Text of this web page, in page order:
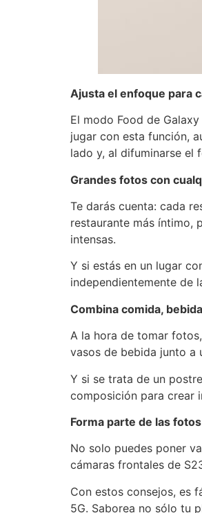
Ajusta el enfoque para
El modo Food de
jugar con esta función,
lado y, al difuminarse el
Grandes fotos con
Te darás cuenta: cada
restaurante más íntimo,
intensas.
Y si estás en un lugar
independientemente de
Combina comida,
A la hora de tomar
vasos de bebida junto a
Y si se trata de un
composición para crear
Forma parte de las
No solo puedes poner
cámaras frontales de
Con estos consejos, es
5G. Saborea no sólo tu